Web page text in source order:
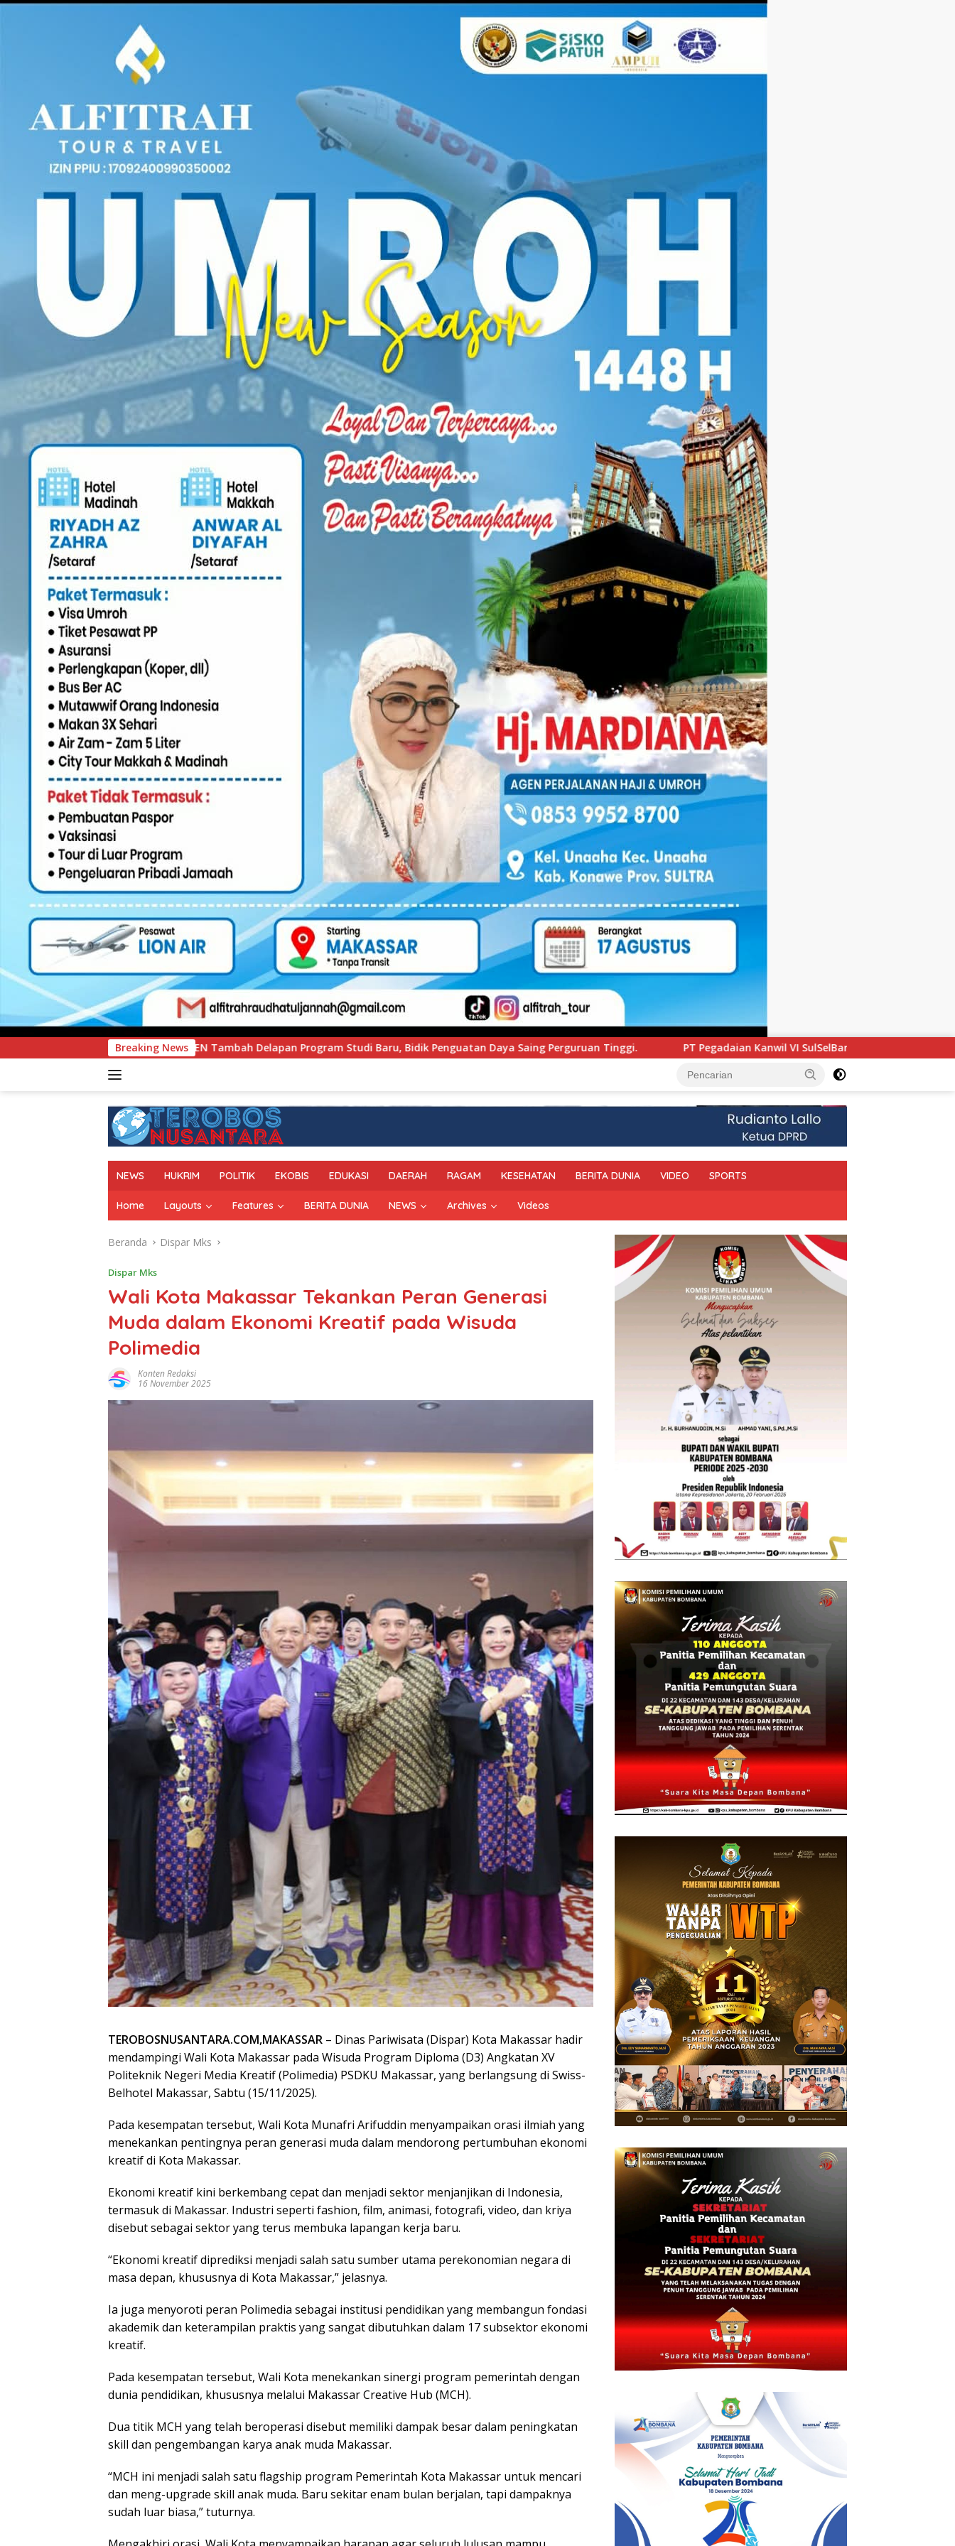
Langsung
ke
Breaking News
Tambah Delapan Program Studi Baru, Bidik Penguatan Daya Saing Perguruan Tinggi. PT Pegadaian Kanwil VI SulSelBarRa Maluku Luncurkan Program PANDE EMAS untuk
NEWS HUKRIM POLITIK EKOBIS EDUKASI DAERAH RAGAM KESEHATAN BERITA DUNIA VIDEO SPORTS
Home Layouts Features BERITA DUNIA NEWS Archives Videos
Beranda Dispar Mks
Dispar Mks
Wali Kota Makassar Tekankan Peran Generasi
Muda dalam Ekonomi Kreatif pada Wisuda
Polimedia
Konten Redaksi
16 November 2025
TEROBOSNUSANTARA.COM,MAKASSAR – Dinas Pariwisata (Dispar) Kota Makassar hadir
mendampingi Wali Kota Makassar pada Wisuda Program Diploma (D3) Angkatan XV
Politeknik Negeri Media Kreatif (Polimedia) PSDKU Makassar, yang berlangsung di Swiss-
Belhotel Makassar, Sabtu (15/11/2025).
Pada kesempatan tersebut, Wali Kota Munafri Arifuddin menyampaikan orasi ilmiah yang
menekankan pentingnya peran generasi muda dalam mendorong pertumbuhan ekonomi
kreatif di Kota Makassar.
Ekonomi kreatif kini berkembang cepat dan menjadi sektor menjanjikan di Indonesia,
termasuk di Makassar. Industri seperti fashion, film, animasi, fotografi, video, dan kriya
disebut sebagai sektor yang terus membuka lapangan kerja baru.
“Ekonomi kreatif diprediksi menjadi salah satu sumber utama perekonomian negara di
masa depan, khususnya di Kota Makassar,” jelasnya.
Ia juga menyoroti peran Polimedia sebagai institusi pendidikan yang membangun fondasi
akademik dan keterampilan praktis yang sangat dibutuhkan dalam 17 subsektor ekonomi
kreatif.
Pada kesempatan tersebut, Wali Kota menekankan sinergi program pemerintah dengan
dunia pendidikan, khususnya melalui Makassar Creative Hub (MCH).
Dua titik MCH yang telah beroperasi disebut memiliki dampak besar dalam peningkatan
skill dan pengembangan karya anak muda Makassar.
“MCH ini menjadi salah satu flagship program Pemerintah Kota Makassar untuk mencari
dan meng-upgrade skill anak muda. Baru sekitar enam bulan berjalan, tapi dampaknya
sudah luar biasa,” tuturnya.